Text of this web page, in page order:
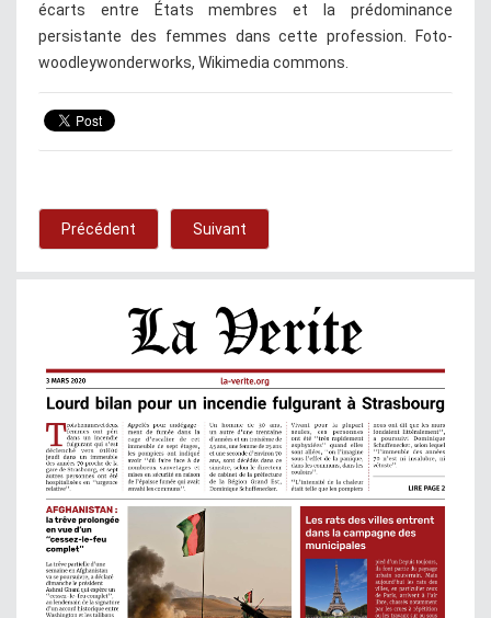
écarts entre États membres et la prédominance
persistante des femmes dans cette profession. Foto-
woodleywonderworks, Wikimedia commons.
Précédent Suivant